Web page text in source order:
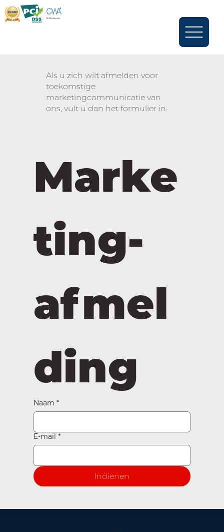
Als u zich wilt afmelden voor
toekomstige
marketingcommunicatie van
ons, vult u dan het formulier in.
Marke
ting-
afmel
ding
Naam *
E-mail *
Indienen